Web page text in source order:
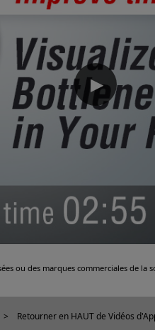
▶
ou des marques commerciales de la
Retourner en HAUT de Vidéos